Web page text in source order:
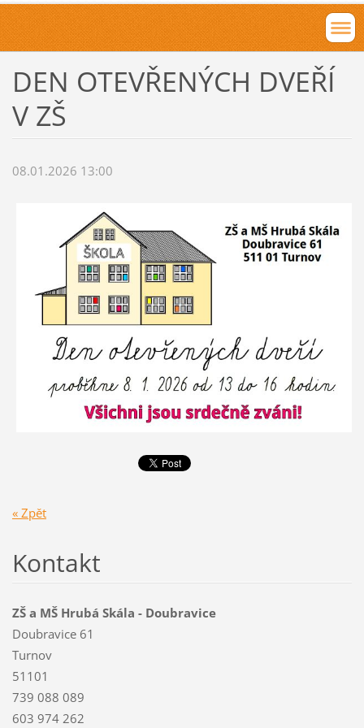
DEN OTEVŘENÝCH DVEŘÍ
V ZŠ
08.01.2026 13:00
« Zpět
Kontakt
ZŠ a MŠ Hrubá Skála - Doubravice
Doubravice 61
Turnov
51101
739 088 089
603 974 262